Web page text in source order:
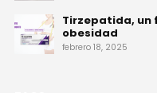
Tirzepatida, un
obesidad